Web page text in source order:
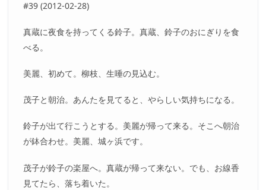
#39 (2012-02-28)
真蔵に夜食を持ってくる鈴子。真蔵、鈴子のおにぎりを食
べる。
美麗、初めて。柳枝、生唾の見込む。
茂子と朝治。あんたを見てると、やらしい気持ちになる。
鈴子が出て行こうとする。美麗が帰って来る。そこへ朝治
が鉢合わせ。美麗、城ヶ浜です。
茂子が鈴子の楽屋へ。真蔵が帰って来ない。でも、お線香
見てたら、落ち着いた。